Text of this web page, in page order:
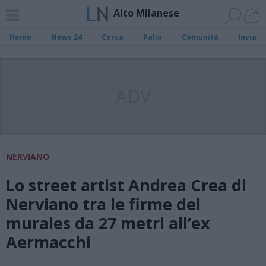
Alto Milanese
Home News 24 Cerca Palio Comunità Invia
NERVIANO
Lo street artist Andrea Crea di
Nerviano tra le firme del
murales da 27 metri all’ex
Aermacchi